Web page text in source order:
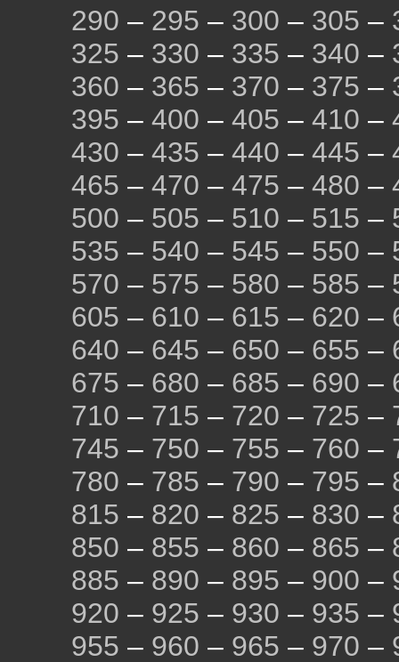
290 – 295 – 300 – 305 –
325 – 330 – 335 – 340 –
360 – 365 – 370 – 375 –
395 – 400 – 405 – 410 –
430 – 435 – 440 – 445 –
465 – 470 – 475 – 480 –
500 – 505 – 510 – 515 –
535 – 540 – 545 – 550 –
570 – 575 – 580 – 585 –
605 – 610 – 615 – 620 –
640 – 645 – 650 – 655 –
675 – 680 – 685 – 690 –
710 – 715 – 720 – 725 –
745 – 750 – 755 – 760 –
780 – 785 – 790 – 795 –
815 – 820 – 825 – 830 –
850 – 855 – 860 – 865 –
885 – 890 – 895 – 900 –
920 – 925 – 930 – 935 –
955 – 960 – 965 – 970 –